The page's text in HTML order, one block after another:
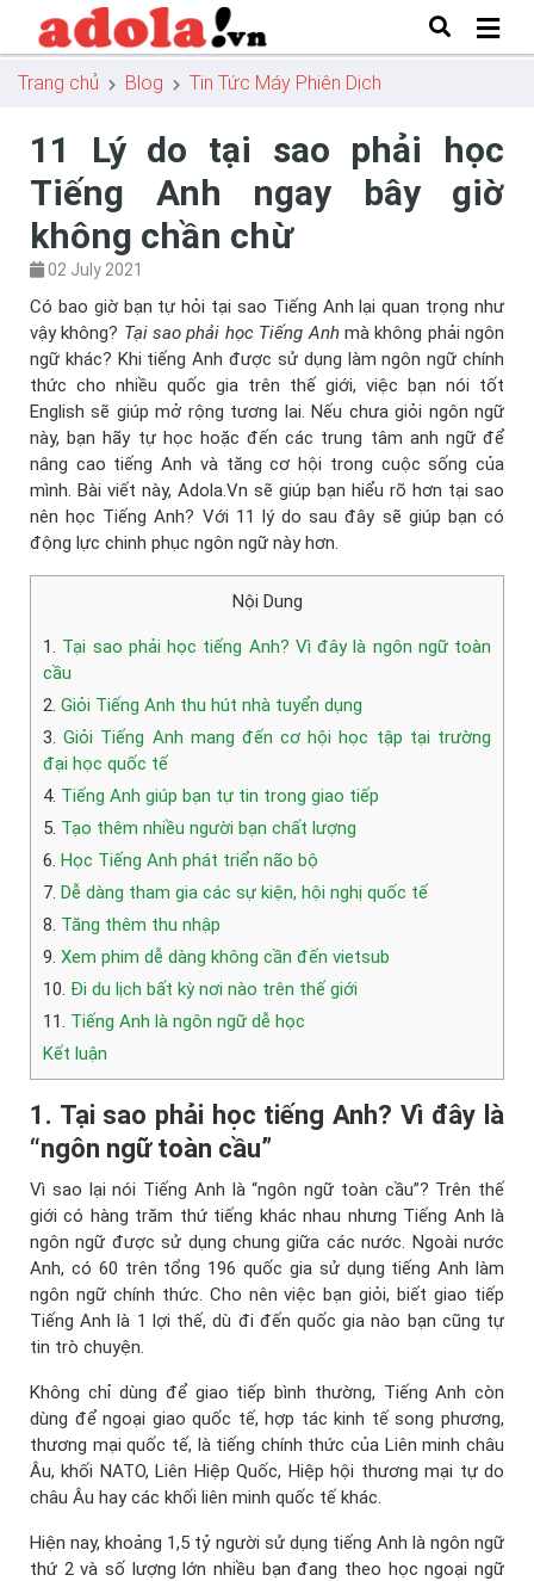
Trang chủ Blog Tin Tức Máy Phiên Dịch
11 Lý do tại sao phải học
Tiếng Anh ngay bây giờ
không chần chừ
02 July 2021
Có bao giờ bạn tự hỏi tại sao Tiếng Anh lại quan trọng như
vậy không? Tại sao phải học Tiếng Anhmà không phải ngôn
ngữ khác? Khi tiếng Anh được sử dụng làm ngôn ngữ chính
thức cho nhiều quốc gia trên thế giới, việc bạn nói tốt
English sẽ giúp mở rộng tương lai. Nếu chưa giỏi ngôn ngữ
này, bạn hãy tự học hoặc đến các trung tâm anh ngữ để
nâng cao tiếng Anh và tăng cơ hội trong cuộc sống của
mình. Bài viết này, Adola.Vn sẽ giúp bạn hiểu rõ hơn tại sao
nên học Tiếng Anh? Với 11 lý do sau đây sẽ giúp bạn có
động lực chinh phục ngôn ngữ này hơn.
Nội Dung
1. Tại sao phải học tiếng Anh? Vì đây là ngôn ngữ toàn
cầu
2. Giỏi Tiếng Anh thu hút nhà tuyển dụng
3.Giỏi Tiếng Anh mang đến cơ hội học tập tại trường
đại học quốc tế
4. Tiếng Anh giúp bạn tự tin trong giao tiếp
5. Tạo thêm nhiều người bạn chất lượng
6. Học Tiếng Anh phát triển não bộ
7. Dễ dàng tham gia các sự kiện, hội nghị quốc tế
8. Tăng thêm thu nhập
9. Xem phim dễ dàng không cần đến vietsub
10. Đi du lịch bất kỳ nơi nào trên thế giới
11. Tiếng Anh là ngôn ngữ dễ học
Kết luận
1. Tại sao phải học tiếng Anh? Vì đây là
“ngôn ngữ toàn cầu”
Vì sao lại nói Tiếng Anh là “ngôn ngữ toàn cầu”? Trên thế
giới có hàng trăm thứ tiếng khác nhau nhưng Tiếng Anh là
ngôn ngữ được sử dụng chung giữa các nước. Ngoài nước
Anh, có 60 trên tổng 196 quốc gia sử dụng tiếng Anh làm
ngôn ngữ chính thức. Cho nên việc bạn giỏi, biết giao tiếp
Tiếng Anh là 1 lợi thế, dù đi đến quốc gia nào bạn cũng tự
tin trò chuyện.
Không chỉ dùng để giao tiếp bình thường, Tiếng Anh còn
dùng để ngoại giao quốc tế, hợp tác kinh tế song phương,
thương mại quốc tế, là tiếng chính thức của Liên minh châu
Âu, khối NATO, Liên Hiệp Quốc, Hiệp hội thương mại tự do
châu Âu hay các khối liên minh quốc tế khác.
Hiện nay, khoảng 1,5 tỷ người sử dụng tiếng Anh là ngôn ngữ
thứ 2 và số lượng lớn nhiều bạn đang theo học ngoại ngữ